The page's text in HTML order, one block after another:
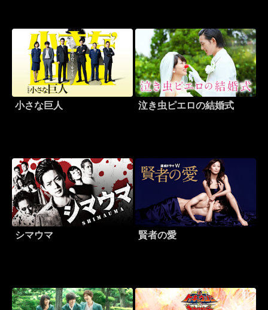
小さな巨人 泣き虫ピエロの結婚式
シマウマ 賢者の愛